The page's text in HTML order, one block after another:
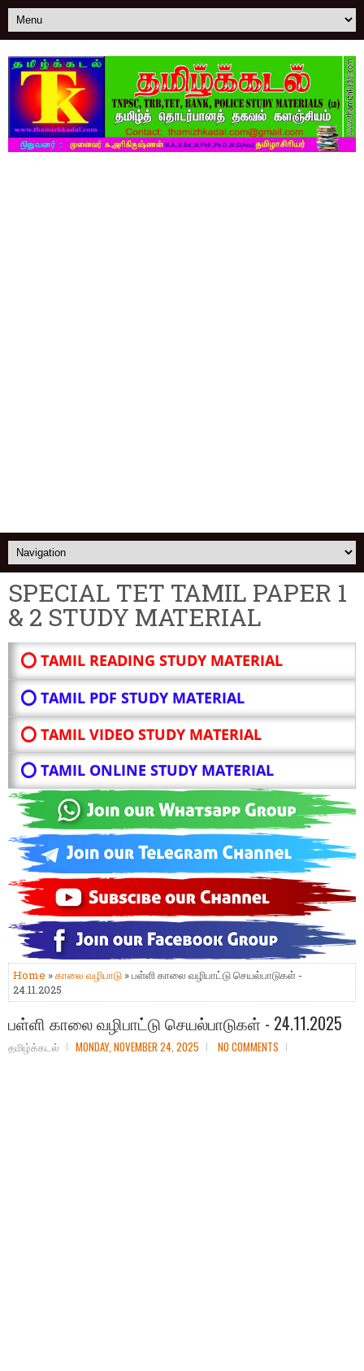
SPECIAL TET TAMIL PAPER 1
& 2 STUDY MATERIAL
⭕ TAMIL READING STUDY MATERIAL
⭕ TAMIL PDF STUDY MATERIAL
⭕ TAMIL VIDEO STUDY MATERIAL
⭕ TAMIL ONLINE STUDY MATERIAL
Home »காலை வழிபாடு » பள்ளி காலை வழிபாட்டு செயல்பாடுகள் -
24.11.2025
பள்ளி காலை வழிபாட்டு செயல்பாடுகள் - 24.11.2025
தமிழ்க்கடல் MONDAY, NOVEMBER 24, 2025 NO COMMENTS